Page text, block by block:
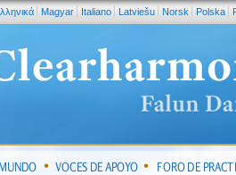
Magyar Italiano Latviešu Norsk Polska
VOCES DE APOYO FORO DE